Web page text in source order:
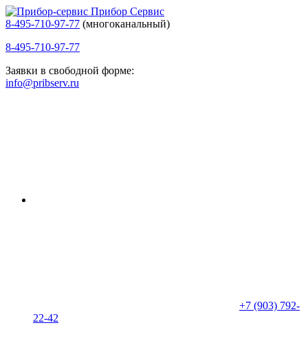
Прибор Сервис
8-495-710-97-77 (многоканальный)
8-495-710-97-77
Заявки в свободной форме:
info@pribserv.ru
+7 (903) 792-
22-42